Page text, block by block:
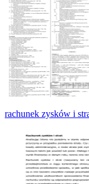
rachunek zysków i